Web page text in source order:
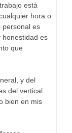
está
hora o
personal es
honestidad es
que
y del
del vertical
bien en mis